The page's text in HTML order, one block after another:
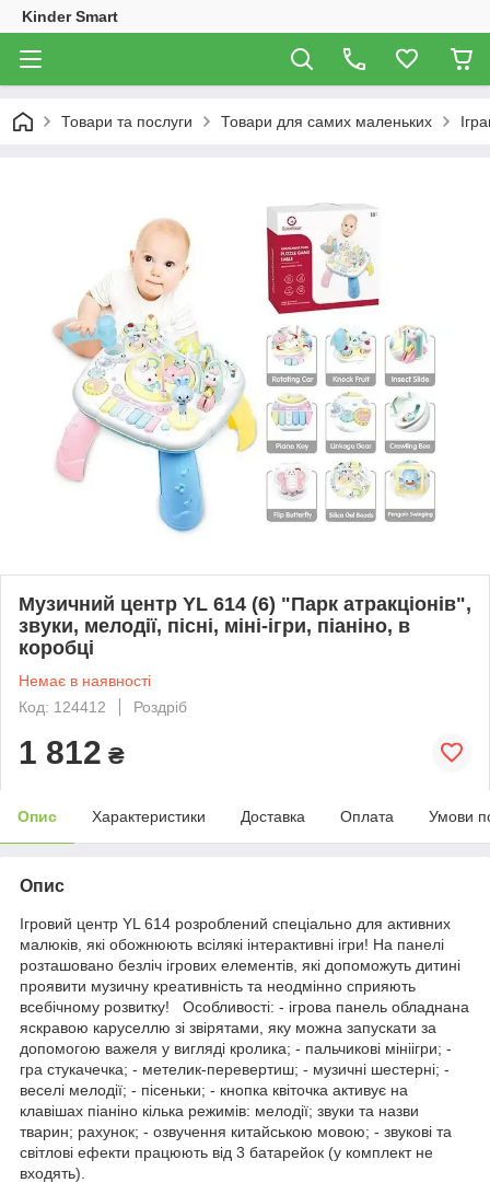
Kinder Smart
Товари та послуги Товари для самих маленьких
Музичний центр YL 614 (6) "Парк атракціонів",
звуки, мелодії, пісні, міні-ігри, піаніно, в
коробці
Немає в наявності
Код: 124412
Роздріб
1 812 ₴
Опис Характеристики Доставка Оплата Умови
Опис
Ігровий центр YL 614 розроблений спеціально для активних
малюків, які обожнюють всілякі інтерактивні ігри! На панелі
розташовано безліч ігрових елементів, які допоможуть дитині
проявити музичну креативність та неодмінно сприяють
всебічному розвитку! Особливості: - ігрова панель обладнана
яскравою каруселлю зі звірятами, яку можна запускати за
допомогою важеля у вигляді кролика; - пальчикові мініігри; -
гра стукачечка; - метелик-перевертиш; - музичні шестерні; -
веселі мелодії; - пісеньки; - кнопка квіточка активує на
клавішах піаніно кілька режимів: мелодії; звуки та назви
тварин; рахунок; - озвучення китайською мовою; - звукові та
світлові ефекти працюють від 3 батарейок (у комплект не
входять).